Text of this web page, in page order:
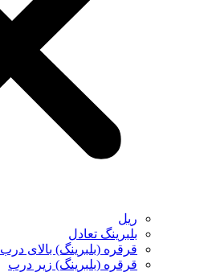
ریل
بلبرینگ تعادل
قرقره (بلبرینگ) بالای درب
قرقره (بلبرینگ) زیر درب